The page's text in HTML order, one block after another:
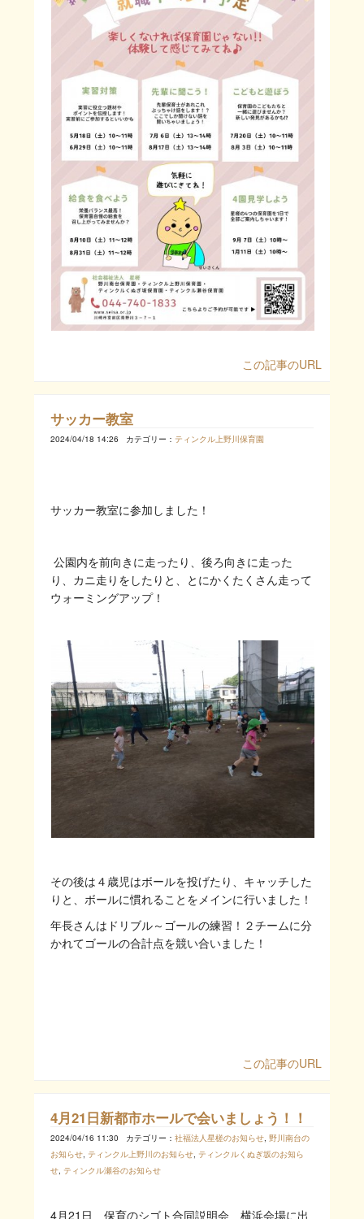
この記事のURL
サッカー教室
2024/04/18 14:26 カテゴリー： ティンクル上野川保育園
サッカー教室に参加しました！
公園内を前向きに走ったり、後ろ向きに走った
り、カニ走りをしたりと、とにかくたくさん走って
ウォーミングアップ！
その後は４歳児はボールを投げたり、キャッチした
りと、ボールに慣れることをメインに行いました！
年長さんはドリブル～ゴールの練習！２チームに分
かれてゴールの合計点を競い合いました！
この記事のURL
4月21日新都市ホールで会いましょう！！
2024/04/16 11:30 カテゴリー： 社福法人星槎のお知らせ, 野川南台の
お知らせ, ティンクル上野川のお知らせ, ティンクルくぬぎ坂のお知ら
せ, ティンクル瀬谷のお知らせ
4月21日 保育のシゴト合同説明会 横浜会場に出